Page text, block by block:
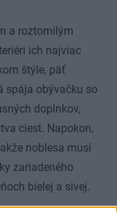
a roztomilým
ich najviac
štýle, päť
spája obývačku so
doplnkov,
ciest. Napokon,
noblesa musí
zariadeného
bielej a sivej.